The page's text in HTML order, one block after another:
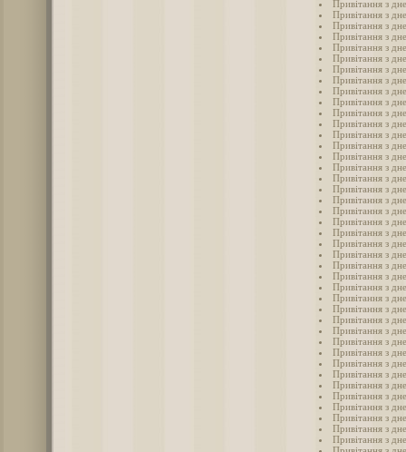
Привітання з
Привітання з
Привітання з
Привітання з
Привітання з
Привітання з
Привітання з
Привітання з
Привітання з
Привітання з
Привітання з
Привітання з
Привітання з
Привітання з
Привітання з
Привітання з
Привітання з
Привітання з
Привітання з
Привітання з
Привітання з
Привітання з
Привітання з
Привітання з
Привітання з
Привітання з
Привітання з
Привітання з
Привітання з
Привітання з
Привітання з
Привітання з
Привітання з
Привітання з
Привітання з
Привітання з
Привітання з
Привітання з
Привітання з
Привітання з
Привітання з